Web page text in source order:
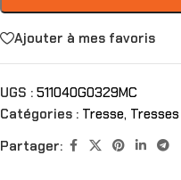
Ajouter à mes favoris
UGS : 511040G0329MC
Catégories : Tresse, Tresses
Partager: